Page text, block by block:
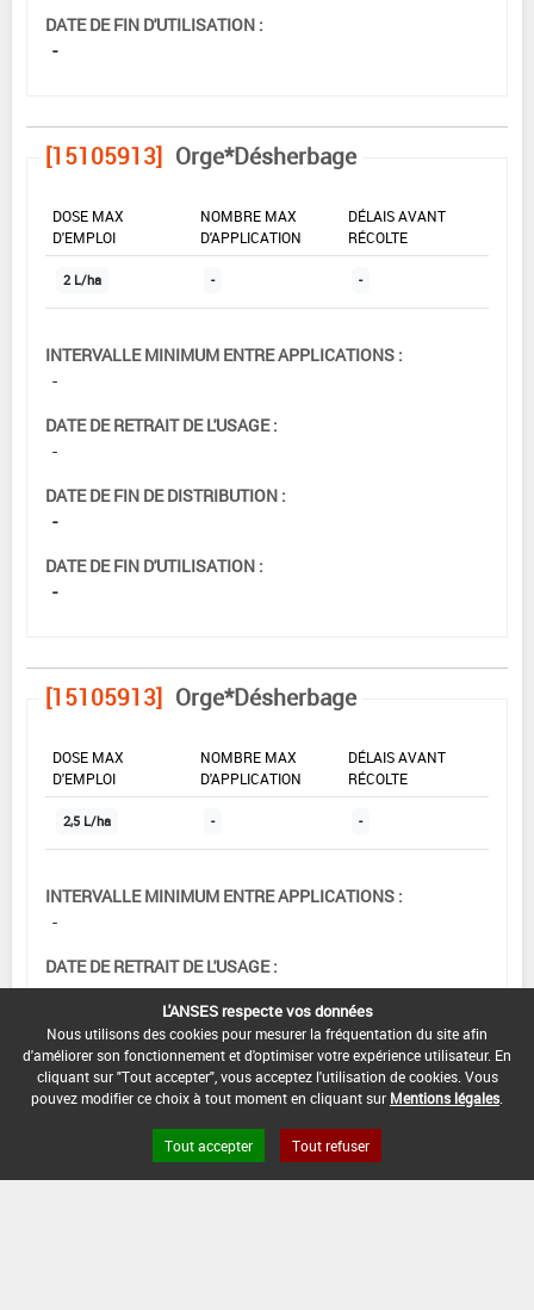
DATE DE FIN D'UTILISATION :
-
[15105913] Orge*Désherbage
DOSE MAX
D'EMPLOI
NOMBRE MAX
D'APPLICATION
DÉLAIS AVANT
RÉCOLTE
2 L/ha - -
INTERVALLE MINIMUM ENTRE APPLICATIONS :
-
DATE DE RETRAIT DE L'USAGE :
-
DATE DE FIN DE DISTRIBUTION :
-
DATE DE FIN D'UTILISATION :
-
[15105913] Orge*Désherbage
DOSE MAX
D'EMPLOI
NOMBRE MAX
D'APPLICATION
DÉLAIS AVANT
RÉCOLTE
2,5 L/ha - -
INTERVALLE MINIMUM ENTRE APPLICATIONS :
-
DATE DE RETRAIT DE L'USAGE :
-
DATE DE FIN DE DISTRIBUTION :
-
DATE DE FIN D'UTILISATION :
L'ANSES respecte vos données
Nous utilisons des cookies pour mesurer la fréquentation du site afin
d'améliorer son fonctionnement et d'optimiser votre expérience utilisateur. En
cliquant sur "Tout accepter", vous acceptez l'utilisation de cookies. Vous
pouvez modifier ce choix à tout moment en cliquant sur Mentions légales
Tout accepter Tout refuser